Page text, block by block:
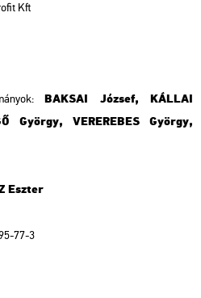
Kft
BAKSAI József, KÁLLAI
György, VEREREBES György,
Eszter
77-3